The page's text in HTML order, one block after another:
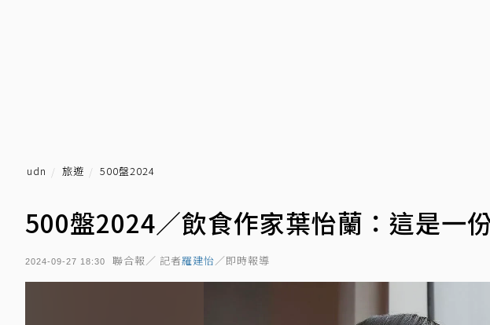
udn 旅遊 500盤2024
500盤2024／飲食作家葉怡蘭：這是一
2024-09-27 18:30 聯合報／ 記者羅建怡／即時報導